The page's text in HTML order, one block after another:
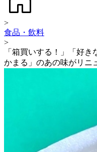
>
食品・飲料
>
「箱買いする！」「好
かまる」のあの味がリニ